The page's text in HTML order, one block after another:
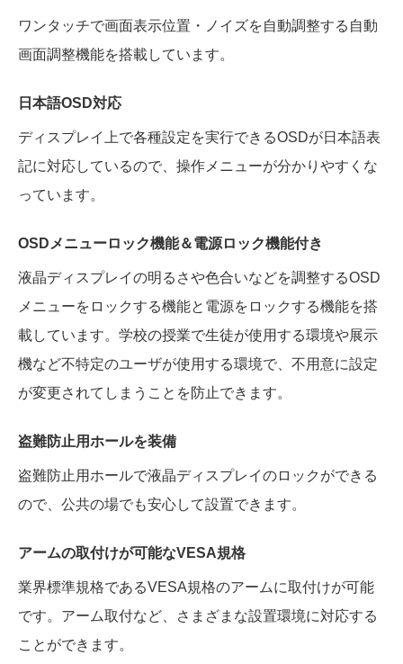
ワンタッチで画面表示位置・ノイズを自動調整する自動
画面調整機能を搭載しています。
日本語OSD対応
ディスプレイ上で各種設定を実行できるOSDが日本語表
記に対応しているので、操作メニューが分かりやすくな
っています。
OSDメニューロック機能＆電源ロック機能付き
液晶ディスプレイの明るさや色合いなどを調整するOSD
メニューをロックする機能と電源をロックする機能を搭
載しています。学校の授業で生徒が使用する環境や展示
機など不特定のユーザが使用する環境で、不用意に設定
が変更されてしまうことを防止できます。
盗難防止用ホールを装備
盗難防止用ホールで液晶ディスプレイのロックができる
ので、公共の場でも安心して設置できます。
アームの取付けが可能なVESA規格
業界標準規格であるVESA規格のアームに取付けが可能
です。アーム取付など、さまざまな設置環境に対応する
ことができます。